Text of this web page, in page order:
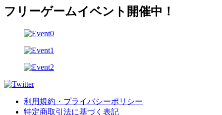
フリーゲームイベント開催中！
利用規約・プライバシーポリシー
特定商取引法に基づく表記